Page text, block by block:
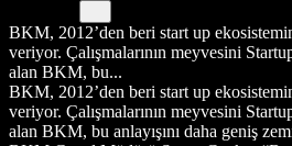
BKM, 2012’den beri start up
veriyor. Çalışmalarının meyvesini
alan BKM, bu...
BKM, 2012’den beri start up
veriyor. Çalışmalarının meyvesini
alan BKM, bu anlayışını daha geniş